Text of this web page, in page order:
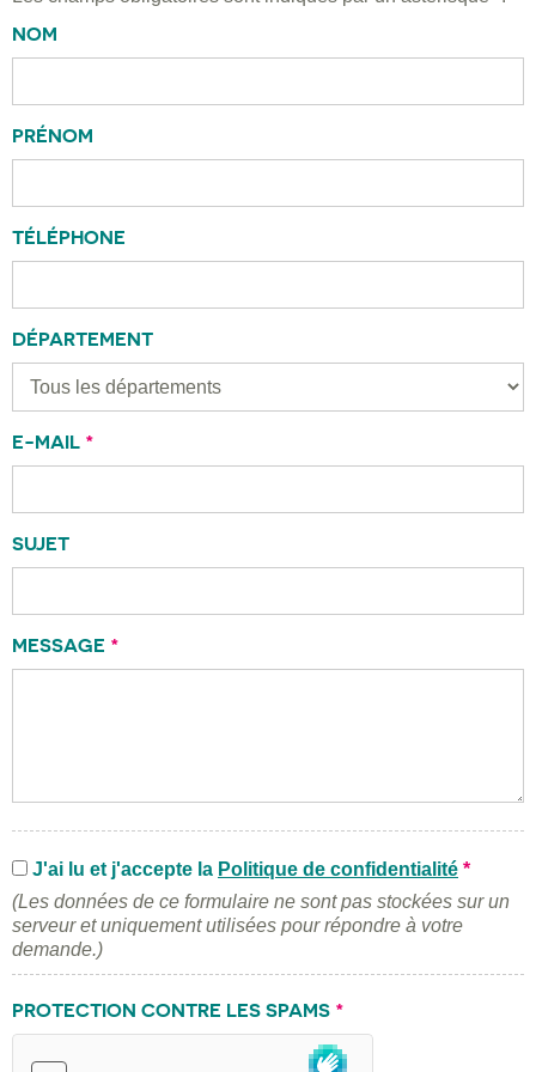
NOM
PRÉNOM
TÉLÉPHONE
DÉPARTEMENT
E-MAIL *
SUJET
MESSAGE *
J'ai lu et j'accepte la Politique de confidentialité *
(Les données de ce formulaire ne sont pas stockées sur un
serveur et uniquement utilisées pour répondre à votre
demande.)
PROTECTION CONTRE LES SPAMS *